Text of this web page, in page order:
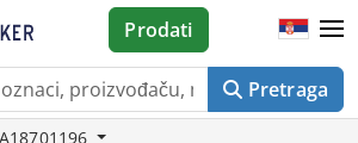
Pretraga
Prodati